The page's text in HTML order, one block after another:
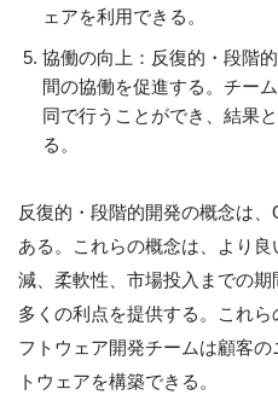
ェアを利用できる。
協働の向上：反復的・段階
間の協働を促進する。チー
同で行うことができ、結果
る。
反復的・段階的開発の概念は
ある。これらの概念は、より
減、柔軟性、市場投入までの
多くの利点を提供する。これ
フトウェア開発チームは顧客
トウェアを構築できる。